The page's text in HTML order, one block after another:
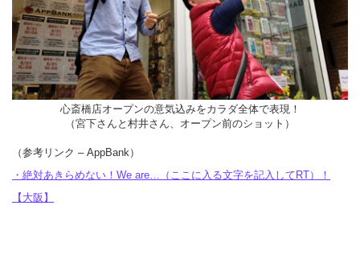
心斎橋店オープンの意気込みをカラダ全体で表現！
（宮下さんと村井さん、オープン前のショット）
（参考リンク – AppBank）
・絶対あきらめない！We are…（ここに入る文字を記入してRT）！
【大阪】